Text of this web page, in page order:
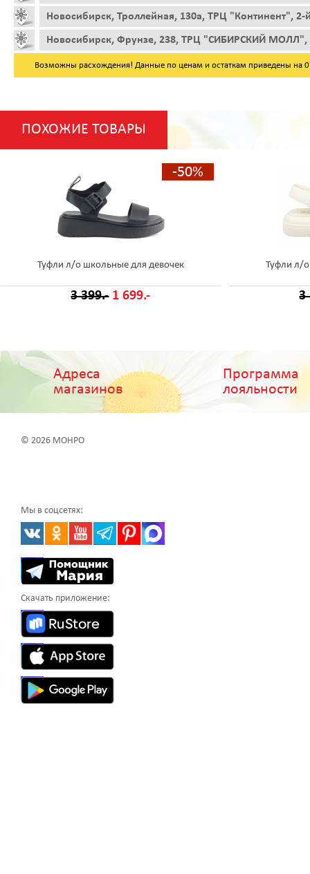
Новосибирск, Троллейная, 130а, ТРЦ "Континент", 2-
Новосибирск, Фрунзе, 238, ТРЦ "СИБИРСКИЙ МОЛЛ",
Возможны расхождения! Данные по ценам и остаткам приведены на
ПОХОЖИЕ ТОВАРЫ
-50%
Туфли л/о школьные для девочек
3 399.- 1 699.-
Туфли л/
3
Адреса
магазинов
Программа
лояльности
© 2026 МОНРО
Мы в соцсетях:
Скачать приложение: